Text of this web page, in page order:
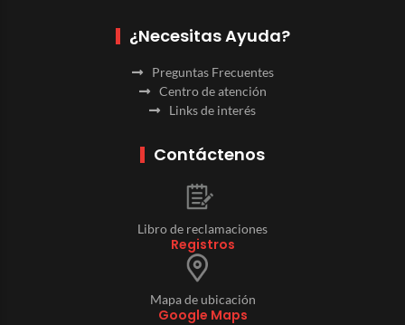
¿Necesitas Ayuda?
Preguntas Frecuentes
Centro de atención
Links de interés
Contáctenos
Libro de reclamaciones
Registros
Mapa de ubicación
Google Maps